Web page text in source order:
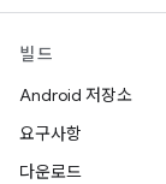
빌드
Android 저장소
요구사항
다운로드